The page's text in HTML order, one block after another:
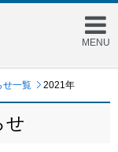
MENU
せ一覧 2021年
せ